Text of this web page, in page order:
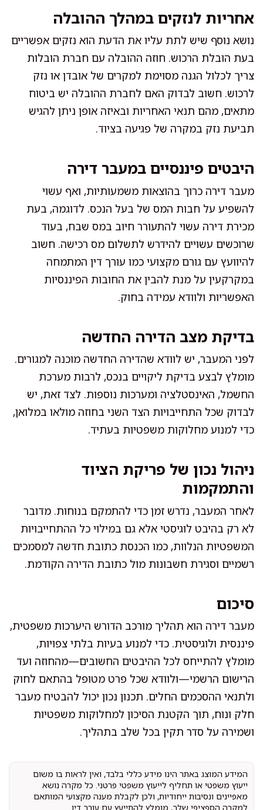
אחריות לנזקים במהלך ההובלה
נושא נוסף שיש לתת עליו את הדעת הוא נזקים אפשריים
בעת הובלת הרכוש. חוזה ההובלה עם חברת הובלות
צריך לכלול הגנה מסוימת למקרים של אובדן או נזק
לרכוש. חשוב לבדוק האם לחברת ההובלה יש ביטוח
מתאים, מהם תנאי האחריות ובאיזה אופן ניתן להגיש
תביעת נזק במקרה של פגיעה בציוד.
היבטים פיננסיים במעבר דירה
מעבר דירה כרוך בהוצאות משמעותיות, ואף עשוי
להשפיע על חבות המס של בעל הנכס. לדוגמה, בעת
מכירת דירה עשוי להתעורר חיוב במס שבח, בעוד
שרוכשים עשויים להידרש לתשלום מס רכישה. חשוב
להיוועץ עם גורם מקצועי כמו עורך דין המתמחה
במקרקעין על מנת להבין את החובות הפיננסיות
האפשריות ולוודא עמידה בחוק.
בדיקת מצב הדירה החדשה
לפני המעבר, יש לוודא שהדירה החדשה מוכנה למגורים.
מומלץ לבצע בדיקת ליקויים בנכס, לרבות מערכת
החשמל, האינסטלציה ומערכות נוספות. לצד זאת, יש
לבדוק שכל התחייבויות הצד השני בחוזה מולאו במלואן,
כדי למנוע מחלוקות משפטיות בעתיד.
ניהול נכון של פריקת הציוד
והתמקמות
לאחר המעבר, נדרש זמן כדי להתמקם בנוחות. מדובר
לא רק בהיבט לוגיסטי אלא גם במילוי כל ההתחייבויות
המשפטיות הנלוות, כמו הכנסת כתובת חדשה למסמכים
רשמיים וסגירת חשבונות מול כתובת הדירה הקודמת.
סיכום
מעבר דירה הוא תהליך מורכב הדורש היערכות משפטית,
פיננסית ולוגיסטית. כדי למנוע בעיות בלתי צפויות,
מומלץ להתייחס לכל ההיבטים החשובים—מהחוזה ועד
הרישום הרשמי—ולוודא שכל פרט מטופל בהתאם לחוק
ולתנאי ההסכמים החלים. תכנון נכון יכול להבטיח מעבר
חלק ונוח, תוך הקטנת הסיכון למחלוקות משפטיות
ושמירה על סדר תקין בכל שלב בתהליך.
המידע המוצג באתר הינו מידע כללי בלבד, ואין לראות בו משום
ייעוץ משפטי או תחליף לייעוץ משפטי פרטני. כל מקרה נושא
מאפיינים ונסיבות ייחודיות, ולכן לקבלת מענה מקצועי המותאם
למקרה הספציפי שלך, מומלץ להתייעץ עם עורך דין.